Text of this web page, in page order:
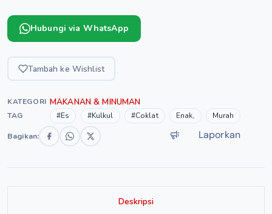
Hubungi via WhatsApp
Tambah ke Wishlist
KATEGORI MAKANAN & MINUMAN
TAG #Es #Kulkul #Coklat Enak, Murah
Bagikan: Laporkan
Deskripsi